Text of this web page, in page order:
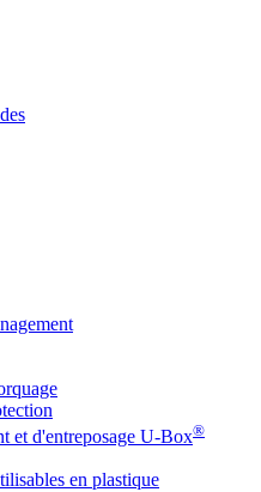
et d'entreposage U-Box®
en plastique